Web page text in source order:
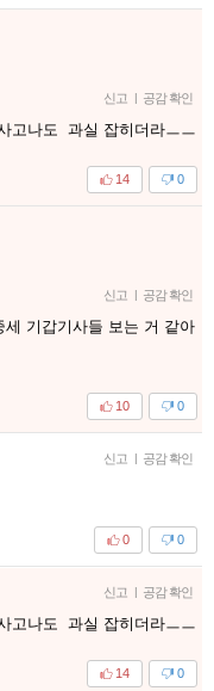
신고 | 공감 확인
고나도 과실 잡히더라ㅡㅡ
0
14
신고 | 공감 확인
기갑기사들 보는 거 같아
0
10
신고 | 공감 확인
0
0
신고 | 공감 확인
고나도 과실 잡히더라ㅡㅡ
0
14